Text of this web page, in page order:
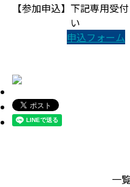
【参加申込】 下記専用受
い
申込フォーム
一